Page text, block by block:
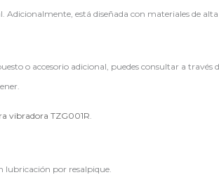
está diseñada con materiales de
o accesorio adicional, puedes consultar a
vibradora TZG001R.
lubricación por resalpique.